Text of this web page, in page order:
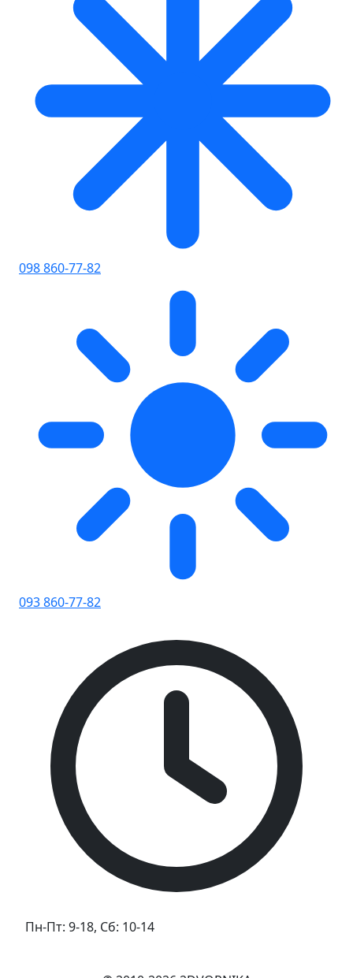
098 860-77-82
093 860-77-82
Пн-Пт: 9-18, Сб: 10-14